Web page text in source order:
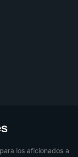
los aficionados a